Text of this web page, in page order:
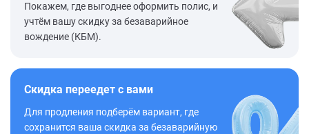
Покажем, где выгоднее оформить полис, и
учтём вашу скидку за безаварийное
вождение (КБМ).
Скидка переедет с вами
Для продления подберём вариант, где
сохранится ваша скидка за безаварийную